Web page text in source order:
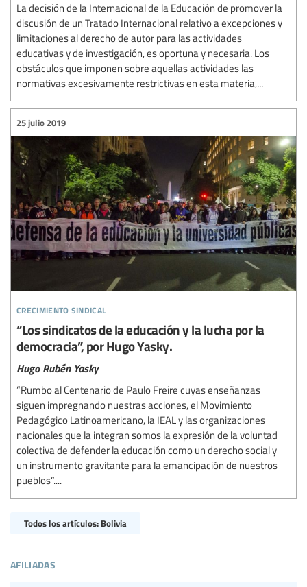
La decisión de la Internacional de la Educación de promover la
discusión de un Tratado Internacional relativo a excepciones y
limitaciones al derecho de autor para las actividades
educativas y de investigación, es oportuna y necesaria. Los
obstáculos que imponen sobre aquellas actividades las
normativas excesivamente restrictivas en esta materia,...
crecimiento sindical
25 julio 2019
“Los sindicatos de la educación y la lucha por la
democracia”, por Hugo Yasky.
Hugo Rubén Yasky
“Rumbo al Centenario de Paulo Freire cuyas enseñanzas
siguen impregnando nuestras acciones, el Movimiento
Pedagógico Latinoamericano, la IEAL y las organizaciones
nacionales que la integran somos la expresión de la voluntad
colectiva de defender la educación como un derecho social y
un instrumento gravitante para la emancipación de nuestros
pueblos”....
Todos los artículos: Bolivia
afiliadas